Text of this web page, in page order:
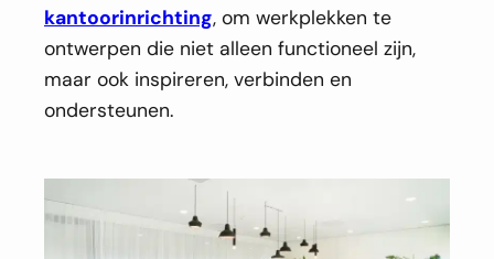
kantoorinrichting, om werkplekken te
ontwerpen die niet alleen functioneel zijn,
maar ook inspireren, verbinden en
ondersteunen.